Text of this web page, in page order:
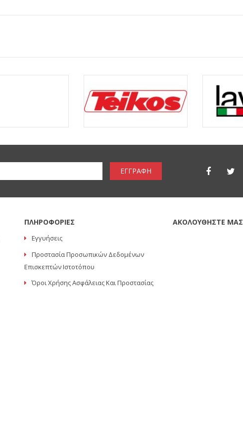
ΕΓΓΡΑΦΗ
ΠΛΗΡΟΦΟΡΙΕΣ
Εγγυήσεις
Προστασία Προσωπικών Δεδομένων
Επισκεπτών Ιστοτόπου
Όροι Χρήσης Ασφάλειας Και Προστασίας
ΑΚΟΛΟΥΘΗΣΤΕ ΜΑΣ